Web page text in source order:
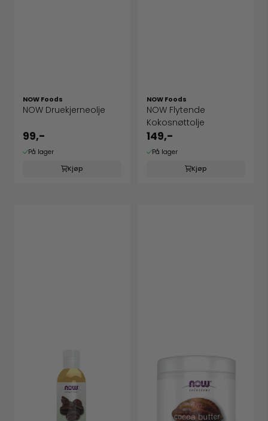
NOW Foods
NOW Druekjerneolje
99,-
På lager
Kjøp
NOW Foods
NOW Flytende
Kokosnøttolje
149,-
På lager
Kjøp